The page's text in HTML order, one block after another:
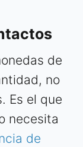
de
no
Es el que
necesita
de